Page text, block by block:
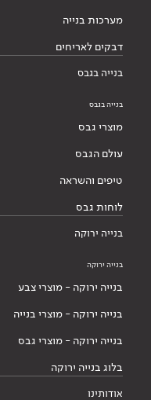
מערכות בנייה
דבקים לאריחים
בנייה בגבס
בנייה בגבס
מוצרי גבס
עולם הגבס
טיפים והשראה
לוחות גבס
בנייה ירוקה
בנייה ירוקה
בנייה ירוקה - מוצרי צבע
בנייה ירוקה - מוצרי בנייה
בנייה ירוקה - מוצרי גבס
בלוג בנייה ירוקה
אודותינו